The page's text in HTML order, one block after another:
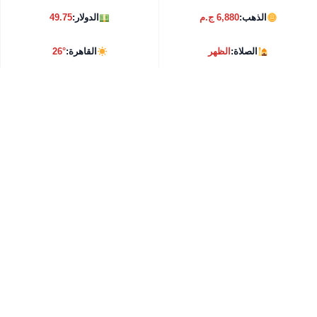
الذهب:6,880 ج.م الدولار:49.75
الصلاة:الظهر القاهرة:26°